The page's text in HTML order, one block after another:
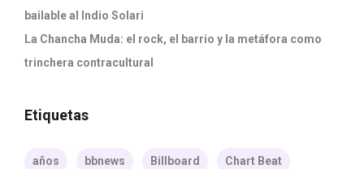
bailable al Indio Solari
La Chancha Muda: el rock, el barrio y la metáfora como
trinchera contracultural
Etiquetas
años bbnews Billboard Chart Beat